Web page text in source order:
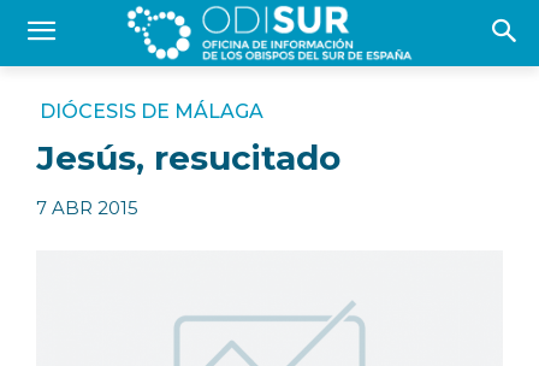
DIÓCESIS DE MÁLAGA
Jesús, resucitado
7 ABR 2015